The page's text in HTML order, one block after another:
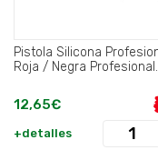
Pistola Silicona
Roja / Negra Profesional.
12,65€
+detalles